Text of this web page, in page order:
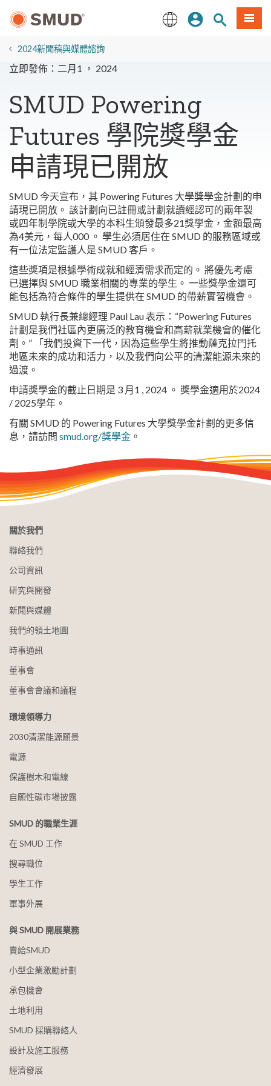
登入站內搜尋
選單
2024新聞稿與媒體諮詢
立即發佈：二月1 ， 2024
SMUD Powering
Futures 學院獎學金
申請現已開放
SMUD 今天宣布，其 Powering Futures 大學獎學金計劃的申
請現已開放。 該計劃向已註冊或計劃就讀經認可的兩年製
或四年制學院或大學的本科生頒發最多21獎學金，金額最高
為4美元，每人000 。 學生必須居住在 SMUD 的服務區域或
有一位法定監護人是 SMUD 客戶。
這些獎項是根據學術成就和經濟需求而定的。 將優先考慮
已選擇與 SMUD 職業相關的專業的學生。 一些獎學金還可
能包括為符合條件的學生提供在 SMUD 的帶薪實習機會。
SMUD 執行長兼總經理 Paul Lau 表示：“Powering Futures
計劃是我們社區內更廣泛的教育機會和高薪就業機會的催化
劑。” 「我們投資下一代，因為這些學生將推動薩克拉門托
地區未來的成功和活力，以及我們向公平的清潔能源未來的
過渡。
申請獎學金的截止日期是 3 月1 , 2024 。 獎學金適用於2024
/ 2025學年。
有關 SMUD 的 Powering Futures 大學獎學金計劃的更多信
息，請訪問 smud.org/獎學金 。
關於我們
聯絡我們
公司資訊
研究與開發
新聞與媒體
我們的領土地圖
時事通訊
董事會
董事會會議和議程
環境領導力
2030清潔能源願景
電源
保護樹木和電線
自願性碳市場披露
SMUD 的職業生涯
在 SMUD 工作
搜尋職位
學生工作
軍事外展
與 SMUD 開展業務
賣給SMUD
小型企業激勵計劃
承包機會
土地利用
SMUD 採購聯絡人
設計及施工服務
經濟發展